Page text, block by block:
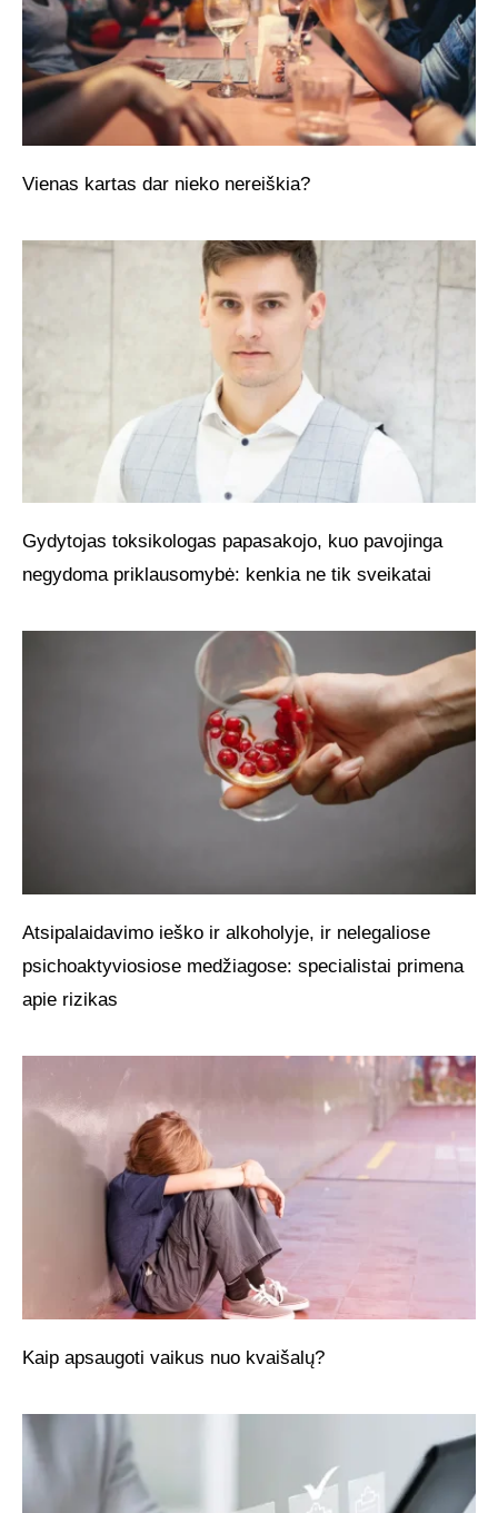
Vienas kartas dar nieko nereiškia?
Gydytojas toksikologas papasakojo, kuo pavojinga
negydoma priklausomybė: kenkia ne tik sveikatai
Atsipalaidavimo ieško ir alkoholyje, ir nelegaliose
psichoaktyviosiose medžiagose: specialistai primena
apie rizikas
Kaip apsaugoti vaikus nuo kvaišalų?